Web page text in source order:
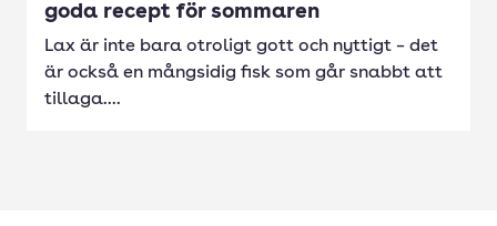
goda recept för sommaren
Lax är inte bara otroligt gott och nyttigt – det
är också en mångsidig fisk som går snabbt att
tillaga....